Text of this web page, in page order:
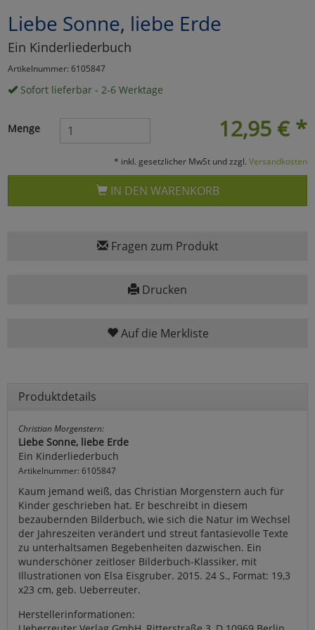
Liebe Sonne, liebe Erde
Ein Kinderliederbuch
Artikelnummer: 6105847
Sofort lieferbar - 2-6 Werktage
12,95 € *
Menge
* inkl. gesetzlicher MwSt und zzgl. Versandkosten
IN DEN WARENKORB
Fragen zum Produkt
Drucken
Auf die Merkliste
Produktdetails
Christian Morgenstern:
Liebe Sonne, liebe Erde
Ein Kinderliederbuch
Artikelnummer: 6105847
Kaum jemand weiß, das Christian Morgenstern auch für
Kinder geschrieben hat. Er beschreibt in diesem
bezaubernden Bilderbuch, wie sich die Natur im Wechsel
der Jahreszeiten verändert und streut fantasievolle Texte
zu unterhaltsamen Begebenheiten dazwischen. Ein
wunderschöner zeitloser Bilderbuch-Klassiker, mit
Illustrationen von Elsa Eisgruber. 2015. 24 S., Format: 19,3
x23 cm, geb. Ueberreuter.
Herstellerinformationen:
Marketing
Umfragetools
Cookies
Alle Akzeptieren
Cookies
zurückzu Haupptseite